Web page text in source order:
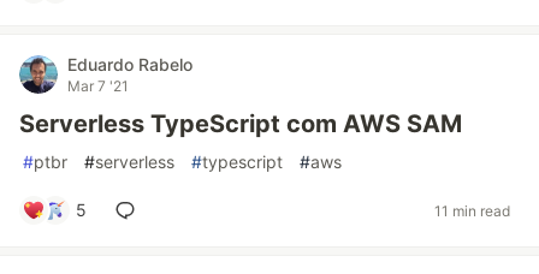
Eduardo Rabelo
Mar 7 '21
Serverless TypeScript com AWS SAM
#ptbr #serverless #typescript #aws
5 11 min read